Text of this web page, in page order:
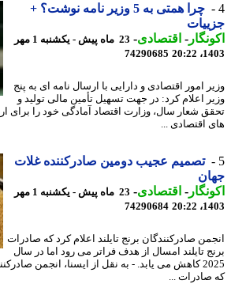
چرا همتی به 5 وزیر نامه نوشت؟ +
-اقتصادی-
23 ماه پیش - یکشنبه 1 مهر
74290685
امور اقتصادی و دارایی با ارسال نامه ای به پنج
اعلام کرد: در جهت تسهیل تأمین مالی تولید و
شعار سال، وزارت اقتصاد آمادگی خود را برای ارایه
اقتصادی ...
تصمیم عجیب دومین صادرکننده غلات
-اقتصادی-
23 ماه پیش - یکشنبه 1 مهر
74290684
صادرکنندگان برنج تایلند اعلام کرد که صادرات
تایلند امسال از هدف فراتر می رود اما در سال
2025 کاهش می یابد. - به نقل از ایسنا، انجمن
...